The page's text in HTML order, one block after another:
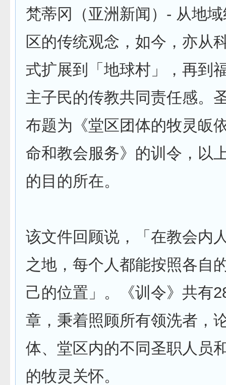
梵蒂冈（亚洲新闻）- 从地
区的传统观念，如今，亦从
式扩展到「地球村」，再到
主子民的传教共同责任感。
布题为《堂区团体的牧灵皈
命和教会服务》的训令，以
的目的所在。
该文件回顾说，「在教会内
之地，每个人都能按照各自
己的位置」。《训令》共有
章，秉着照顾所有领洗者，
体、堂区内的不同圣职人员
的牧灵关怀。